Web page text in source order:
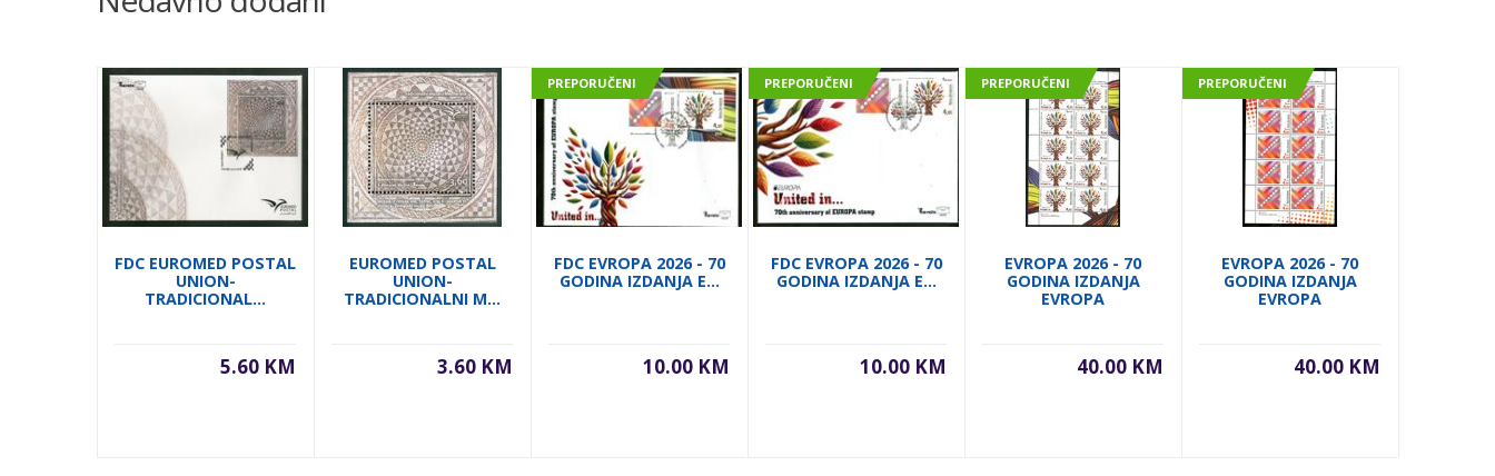
FDC EUROMED POSTAL
UNION-
TRADICIONAL...
5.60 KM
EUROMED POSTAL
UNION-
TRADICIONALNI M...
3.60 KM
PREPORUČENI
FDC EVROPA 2026 - 70
GODINA IZDANJA E...
10.00 KM
PREPORUČENI
FDC EVROPA 2026 - 70
GODINA IZDANJA E...
10.00 KM
PREPORUČENI
EVROPA 2026 - 70
GODINA IZDANJA
EVROPA
40.00 KM
PREPORUČENI
EVROPA 2026 - 70
GODINA IZDANJA
EVROPA
40.00 KM